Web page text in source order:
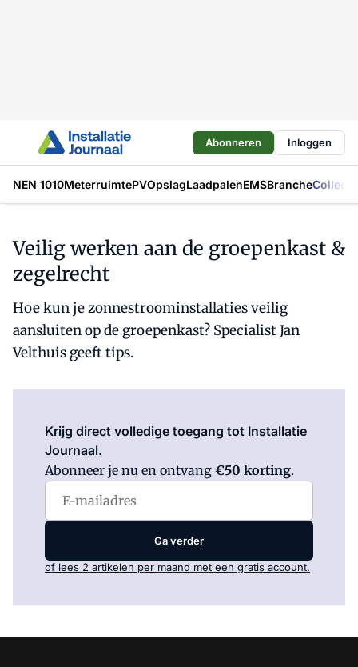
Abonneren Inloggen
NEN 1010MeterruimtePVOpslagLaadpalenEMSBranche
Veilig werken aan de groepenkast &
zegelrecht
Hoe kun je zonnestroominstallaties veilig
aansluiten op de groepenkast? Specialist Jan
Velthuis geeft tips.
Krijg direct volledige toegang tot Installatie
Journaal.
Abonneer je nu en ontvang €50 korting.
Ga verder
of lees 2 artikelen per maand met een gratis account.